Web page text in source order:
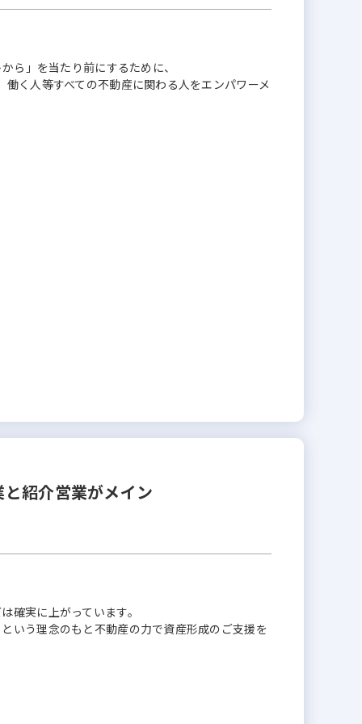
ら」を当たり前にするために、
く人等すべての不動産に関わる人をエンパワーメ
紹介営業がメイン
確実に上がっています。
いう理念のもと不動産の力で資産形成のご支援を